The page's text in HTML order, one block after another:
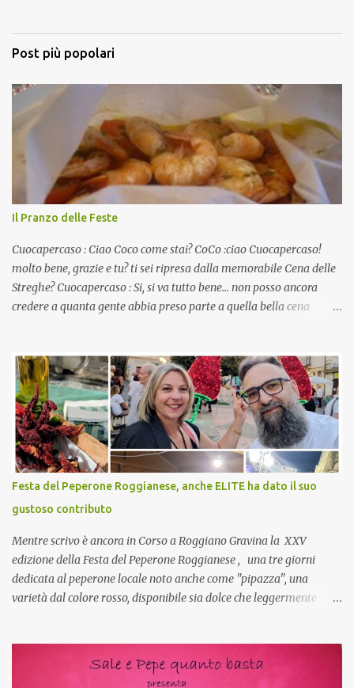
Post più popolari
Il Pranzo delle Feste
Cuocapercaso : Ciao Coco come stai? CoCo :ciao Cuocapercaso!
molto bene, grazie e tu? ti sei ripresa dalla memorabile Cena delle
Streghe? Cuocapercaso : Si, si va tutto bene… non posso ancora
credere a quanta gente abbia preso parte a quella bella cena
pranzo, racconta un po'! Perchè io avrò ospiti e cerco degli spunti...
Cuocapercaso : A dire il vero domenica prossima non preparo
nulla perché vado al Pranzo Aziendale di fine anno organizzato dai
mie capi! CoCo : Pranzo aziendale? Una bella idea! Cuocapercaso :
si, è un modo per riunirsi tutti a fine anno e tirare le somme…
naturalmente mangiando tutti insieme, con grande convivialità!
CoCo : è naturale il cibo, come sappiamo bene, funziona spesso da
collante e anche nel lavoro riesce a creare spesso l’ambiente
favorevole per molte belle opportunità, non trovi? Cuocapercaso :
Si, concordo! …addirittura si dice...
Festa del Peperone Roggianese, anche ELITE ha dato il suo
gustoso contributo
Mentre scrivo è ancora in Corso a Roggiano Gravina la XXV
edizione della Festa del Peperone Roggianese , una tre giorni
dedicata al peperone locale noto anche come "pipazza", una
varietà dal colore rosso, disponibile sia dolce che leggermente
(Pat) della Calabria. Un ingrediente versatile in cucina, utilizzato
fresco o essiccato in ricette della tradizione o in piatti innovativi.